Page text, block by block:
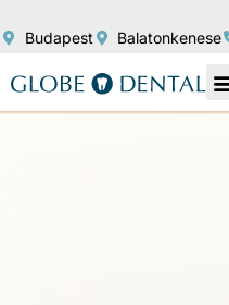
Budapest Balatonkenese